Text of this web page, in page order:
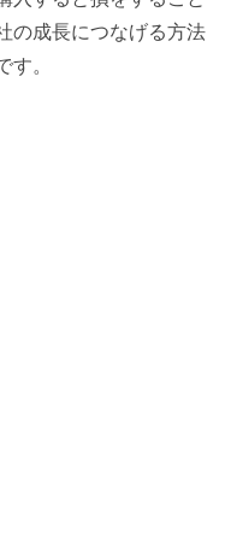
の成長につなげる方法
。